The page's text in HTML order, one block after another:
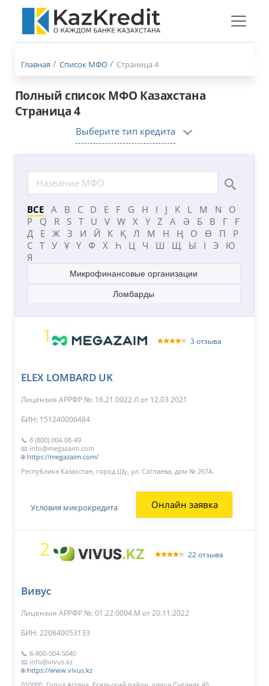
Меню
Главная Список МФО Страница 4
Полный список МФО Казахстана
Страница 4
Выберите тип кредита
ВСЕ A B C D E F G H I J K L M N
O
P
Q R S T U V W X Y Z А Ә Б В Г
Ғ
Д
Е Ж З И Й К Қ Л М Н Ң О Ө П
Р
С
Т У Ұ Ү Ф Х Һ Ц Ч Ш Щ Ы І Э
Ю
Я
Микрофинансовые организации
Ломбарды
1 3 отзыва
ELEX LOMBARD UK
Лицензия АРРФР №: 16.21.0022.Лот 12.03.2021
БИН: 151240006484
📞 8 (800) 004-08-49
📧 info@megazaim.com
🌐 https://megazaim.com/
Республика Казахстан, город Шу, ул. Сатпаева, дом № 267А.
Онлайн заявка
Условия микрокредита
2 22 отзыва
Вивус
Лицензия АРРФР №: 01.22.0004.М от 20.11.2022
БИН: 220840053133
📞 8-800-004-5040
📧 info@vivus.kz
🌐 https://www.vivus.kz